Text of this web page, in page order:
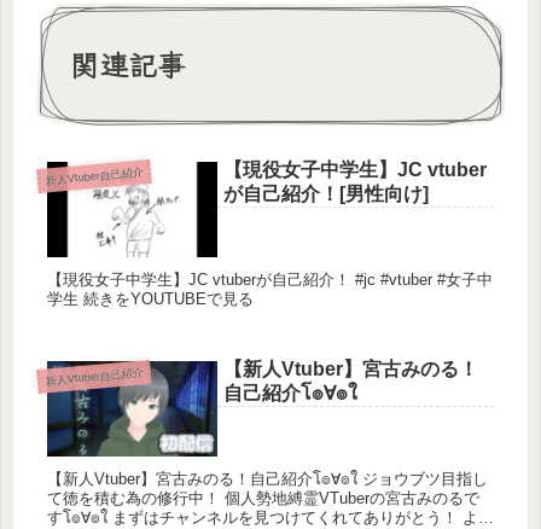
関連記事
新人Vtuber自己紹介
【現役女子中学生】JC vtuber
が自己紹介！[男性向け]
【現役女子中学生】JC vtuberが自己紹介！ #jc #vtuber #女子中
学生 続きをYOUTUBEで見る
新人Vtuber自己紹介
【新人Vtuber】宮古みのる！
自己紹介โ๏∀๏ใ
【新人Vtuber】宮古みのる！自己紹介โ๏∀๏ใ ジョウブツ目指し
て徳を積む為の修行中！ 個人勢地縛霊VTuberの宮古みのるで
すโ๏∀๏ใ まずはチャンネルを見つけてくれてありがとう！ よか